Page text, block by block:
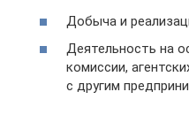
Добыча и
Деятельность на
комиссии,
с другим